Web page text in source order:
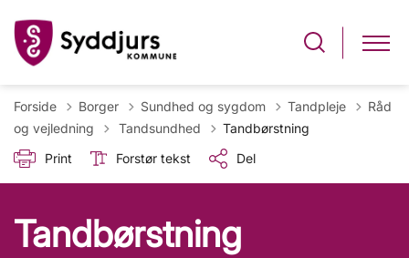
Forside Borger Sundhed og sygdom Tandpleje
Råd
og vejledning
Tilbage til
Tandsundhed
Tandbørstning
Print
Forstør tekst Del
Tandbørstning